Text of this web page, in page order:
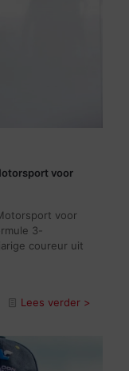
voor
voor
3-
coureur uit
Lees verder >